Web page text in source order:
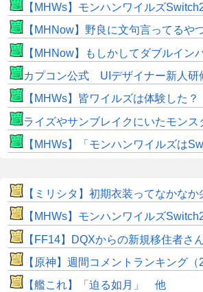
【MHWs】モンハンワイルズ
【MHNow】野良に文句言ってるやつの大多数はそれしてないだけの
【MHNow】もしかしてダブルイン
カプコン公式 UIデザイナー新人研修「UI研修」
【MHWs】皆ワイルズは体験した？
ライズやサンブレイクにいたモンスターを復活モン
【MHWs】「モンハンワイルズはSwitch2にも出る！」👈こいつにか
【ミリシタ】初期衣装ってなかなか
【MHWs】モンハンワイルズ
【FF14】DQXからの新規移住者さん「新生つまらないって聞いてた
【原神】週間コメントランキング（
【艦これ】「迫る如月」 他